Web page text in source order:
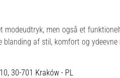
modeudtryk, men også et
af stil, komfort og ydeevne
30-701 Kraków - PL